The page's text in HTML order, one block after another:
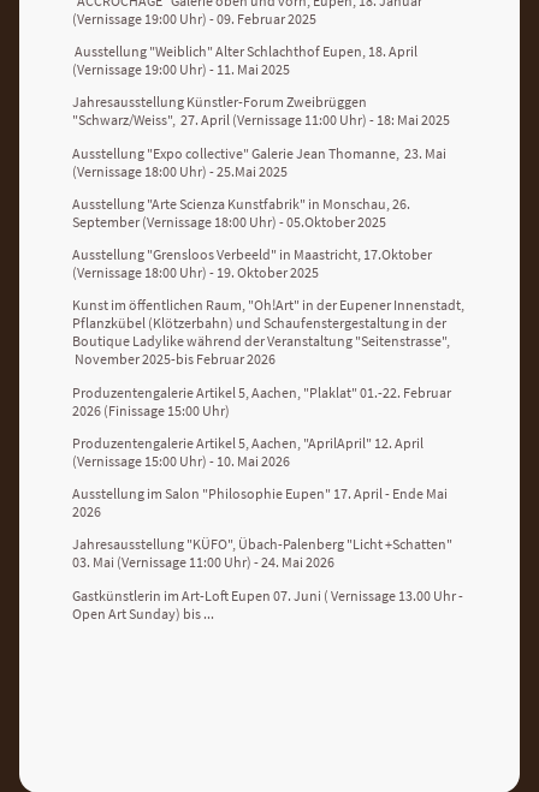
(Vernissage 19:00 Uhr) - 09. Februar 2025
Ausstellung "Weiblich" Alter Schlachthof Eupen, 18. April
(Vernissage 19:00 Uhr) - 11. Mai 2025
Jahresausstellung Künstler-Forum Zweibrüggen
"Schwarz/Weiss", 27. April (Vernissage 11:00 Uhr) - 18: Mai 2025
Ausstellung "Expo collective" Galerie Jean Thomanne, 23. Mai
(Vernissage 18:00 Uhr) - 25.Mai 2025
Ausstellung "Arte Scienza Kunstfabrik" in Monschau, 26.
September (Vernissage 18:00 Uhr) - 05.Oktober 2025
Ausstellung "Grensloos Verbeeld" in Maastricht, 17.Oktober
(Vernissage 18:00 Uhr) - 19. Oktober 2025
Kunst im öffentlichen Raum, "Oh!Art" in der Eupener Innenstadt,
Pflanzkübel (Klötzerbahn) und Schaufenstergestaltung in der
Boutique Ladylike während der Veranstaltung "Seitenstrasse",
November 2025-bis Februar 2026
Produzentengalerie Artikel 5, Aachen, "Plaklat" 01.-22. Februar
2026 (Finissage 15:00 Uhr)
Produzentengalerie Artikel 5, Aachen, "AprilApril" 12. April
(Vernissage 15:00 Uhr) - 10. Mai 2026
Ausstellung im Salon "Philosophie Eupen" 17. April - Ende Mai
2026
Jahresausstellung "KÜFO", Übach-Palenberg "Licht +Schatten"
03. Mai (Vernissage 11:00 Uhr) - 24. Mai 2026
Gastkünstlerin im Art-Loft Eupen 07. Juni ( Vernissage 13.00 Uhr -
Open Art Sunday) bis ...